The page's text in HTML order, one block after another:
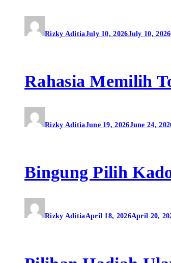
Rizky AditiaJuly 10, 2026July 10, 2026
Rahasia Memilih
Rizky AditiaJune 19, 2026June 24,
Bingung Pilih
Rizky AditiaApril 18, 2026April 20,